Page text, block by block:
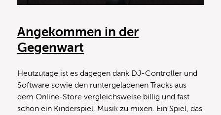
Angekommen in der
Gegenwart
Heutzutage ist es dagegen dank DJ-Controller und
Software sowie den runtergeladenen Tracks aus
dem Online-Store vergleichsweise billig und fast
schon ein Kinderspiel, Musik zu mixen. Ein Spiel, das